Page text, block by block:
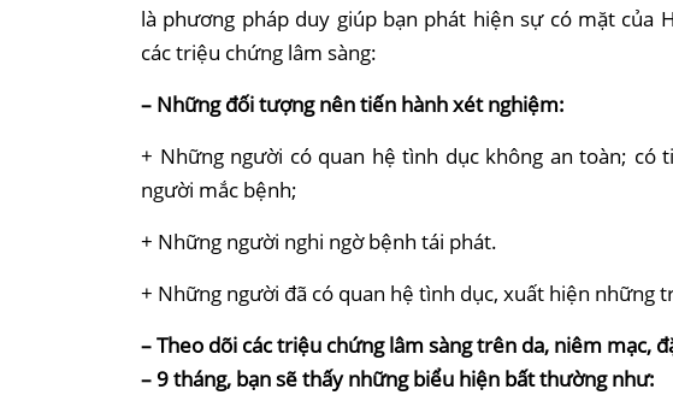
là phương pháp duy giúp bạn phát hiện sự có mặt của
các triệu chứng lâm sàng:
– Những đối tượng nên tiến hành xét nghiệm:
+ Những người có quan hệ tình dục không an toàn; có
người mắc bệnh;
+ Những người nghi ngờ bệnh tái phát.
+ Những người đã có quan hệ tình dục, xuất hiện những
– Theo dõi các triệu chứng lâm sàng trên da, niêm mạc,
– 9 tháng, bạn sẽ thấy những biểu hiện bất thường như: